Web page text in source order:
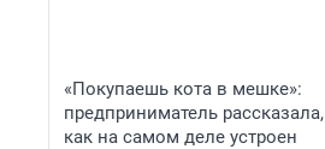
«Покупаешь кота в мешке»:
предприниматель рассказала,
как на самом деле устроен